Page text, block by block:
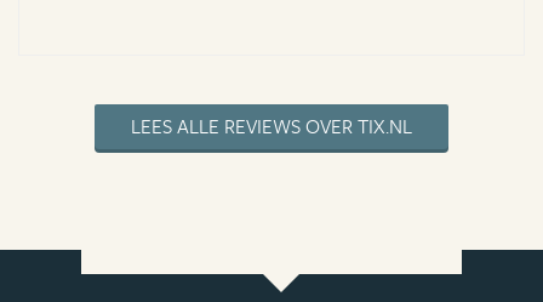
LEES ALLE REVIEWS OVER TIX.NL